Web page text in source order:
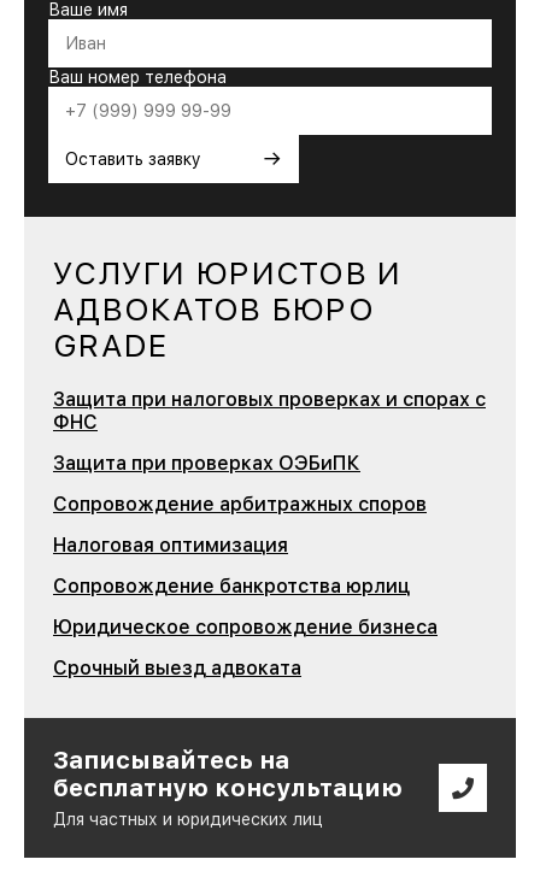
Ваше имя
Ваш номер телефона
Оставить заявку →
УСЛУГИ ЮРИСТОВ И
АДВОКАТОВ БЮРО
GRADE
Защита при налоговых проверках и спорах с
ФНС
Защита при проверках ОЭБиПК
Сопровождение арбитражных споров
Налоговая оптимизация
Сопровождение банкротства юрлиц
Юридическое сопровождение бизнеса
Срочный выезд адвоката
Записывайтесь на
бесплатную консультацию
Для частных и юридических лиц